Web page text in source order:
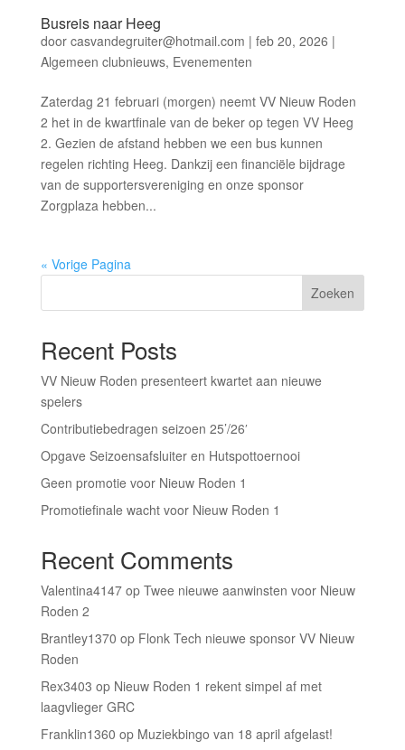
Busreis naar Heeg
door casvandegruiter@hotmail.com | feb 20, 2026 |
Algemeen clubnieuws, Evenementen
Zaterdag 21 februari (morgen) neemt VV Nieuw Roden
2 het in de kwartfinale van de beker op tegen VV Heeg
2. Gezien de afstand hebben we een bus kunnen
regelen richting Heeg. Dankzij een financiële bijdrage
van de supportersvereniging en onze sponsor
Zorgplaza hebben...
« Vorige Pagina
Zoeken
Recent Posts
VV Nieuw Roden presenteert kwartet aan nieuwe
spelers
Contributiebedragen seizoen 25’/26′
Opgave Seizoensafsluiter en Hutspottoernooi
Geen promotie voor Nieuw Roden 1
Promotiefinale wacht voor Nieuw Roden 1
Recent Comments
Valentina4147op Twee nieuwe aanwinsten voor Nieuw
Roden 2
Brantley1370 op Flonk Tech nieuwe sponsor VV Nieuw
Roden
Rex3403 op Nieuw Roden 1 rekent simpel af met
laagvlieger GRC
Franklin1360 op Muziekbingo van 18 april afgelast!